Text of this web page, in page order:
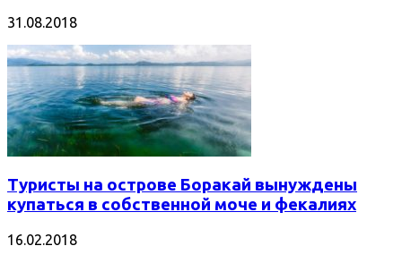
31.08.2018
Туристы на острове Боракай вынуждены
купаться в собственной моче и фекалиях
16.02.2018